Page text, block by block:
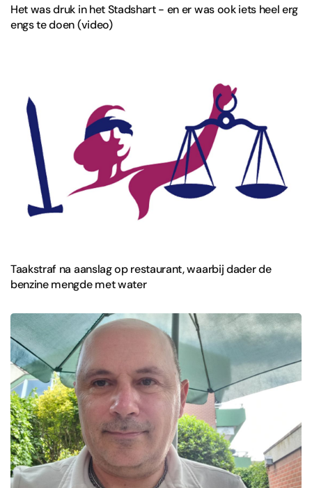
Het was druk in het Stadshart - en er was ook iets heel erg
engs te doen (video)
Taakstraf na aanslag op restaurant, waarbij dader de
benzine mengde met water